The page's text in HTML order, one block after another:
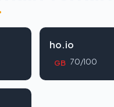
ho.io
GB 70/100